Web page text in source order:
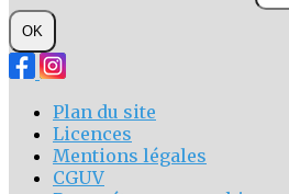
OK
Plan du site
Licences
Mentions légales
CGUV